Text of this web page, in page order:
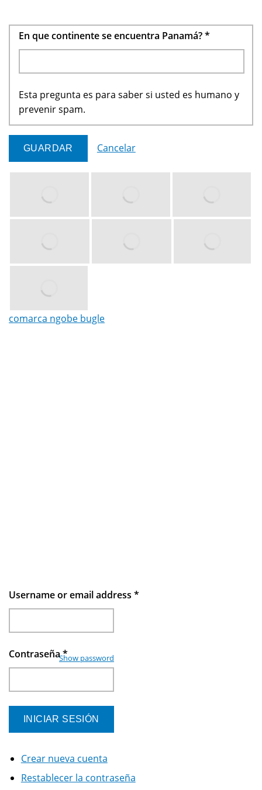
En que continente se encuentra Panamá?*
Esta pregunta es para saber si usted es humano y
prevenir spam.
Cancelar
comarca ngobe bugle
Username or email address *
Contraseña*
Show password
Crear nueva cuenta
Restablecer la contraseña